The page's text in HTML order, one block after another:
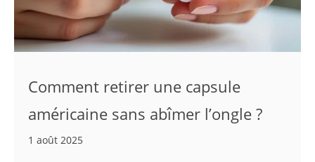
Comment retirer une capsule
américaine sans abîmer l’ongle ?
1 août 2025